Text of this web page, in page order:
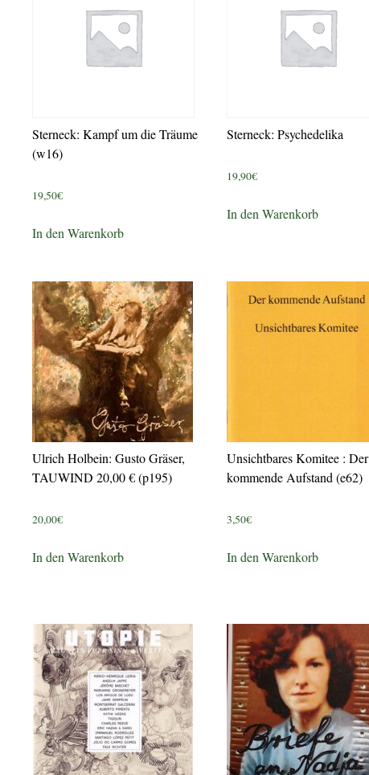
Sterneck: Kampf um die Träume
(w16)
19,50€
In den Warenkorb
Sterneck: Psychedelika
19,90€
In den Warenkorb
Ulrich Holbein: Gusto Gräser,
TAUWIND 20,00 € (p195)
20,00€
In den Warenkorb
Unsichtbares Komitee : Der
kommende Aufstand (e62)
3,50€
In den Warenkorb